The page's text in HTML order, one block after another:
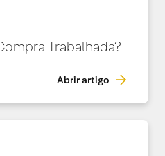
Trabalhada?
Abrir artigo